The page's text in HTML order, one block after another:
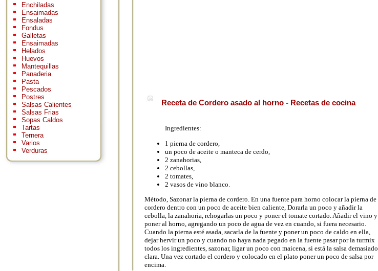
Enchiladas
Ensaimadas
Ensaladas
Fondus
Galletas
Ensaimadas
Helados
Huevos
Mantequillas
Panaderia
Pasta
Pescados
Postres
Salsas Calientes
Salsas Frias
Sopas Caldos
Tartas
Ternera
Varios
Verduras
Receta de Cordero asado al horno - Recetas de cocina
Ingredientes:
1 pierna de cordero,
un poco de aceite o manteca de cerdo,
2 zanahorias,
2 cebollas,
2 tomates,
2 vasos de vino blanco.
Método, Sazonar la pierna de cordero. En una fuente para horno colocar la pierna de
cordero dentro con un poco de aceite bien caliente, Dorarla un poco y añadir la
cebolla, la zanahoria, rehogarlas un poco y poner el tomate cortado. Añadir el vino y
poner al horno, agregando un poco de agua de vez en cuando, si fuera necesario.
Cuando la pierna esté asada, sacarla de la fuente y poner un poco de caldo en ella,
dejar hervir un poco y cuando no haya nada pegado en la fuente pasar por la turmix
todos los ingredientes, sazonar, ligar un poco con maicena, si está la salsa demasiado
clara. Una vez cortado el cordero y colocado en el plato poner un poco de salsa por
encima.